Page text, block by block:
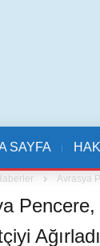
SAYFA
Avrasya
Pencere,